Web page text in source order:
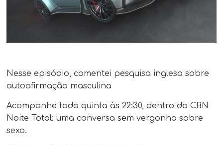
Nesse episódio, comentei pesquisa inglesa sobre
autoafirmação masculina
Acompanhe toda quinta às 22:30​, dentro do CBN
Noite Total: uma conversa sem vergonha sobre
sexo.